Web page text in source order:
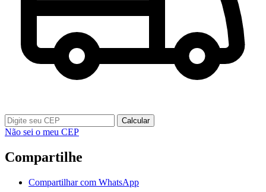
Calcular
Não sei o meu CEP
Compartilhe
Compartilhar com WhatsApp